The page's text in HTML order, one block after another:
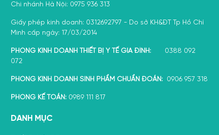
Chi nhánh Hà Nội: 0975 936 313
Giấy phép kinh doanh: 0312692797 - Do sở KH&ĐT Tp Hồ Chí
Minh cấp ngày: 17/03/2014
PHÒNG KINH DOANH THIẾT BỊ Y TẾ GIA ĐÌNH: 0388 092
072
PHÒNG KINH DOANH SINH PHẨM CHUẨN ĐOÁN: 0906 957 318
PHÒNG KẾ TOÁN: 0989 111 817
DANH MỤC